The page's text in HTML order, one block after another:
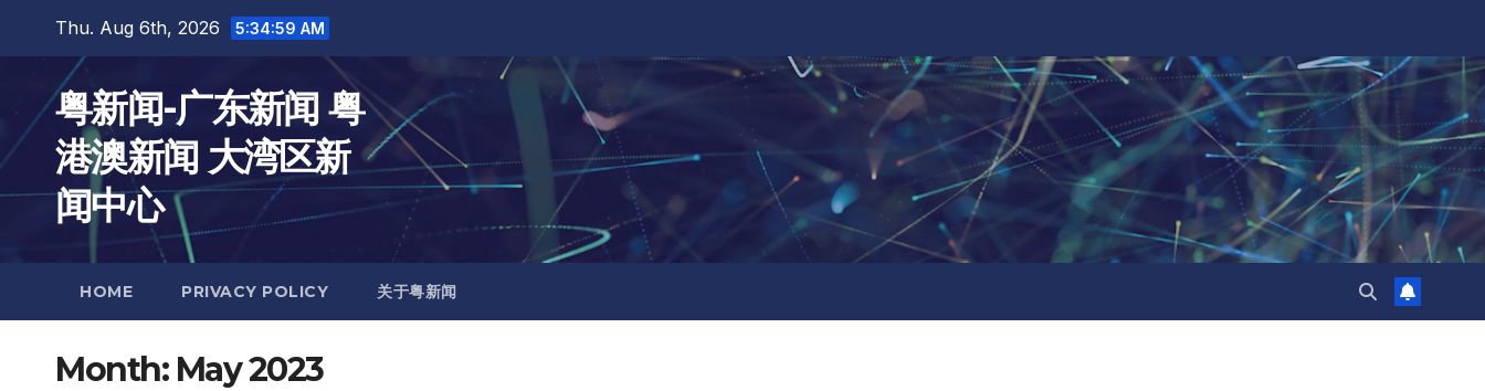
content
Thu. Aug 6th, 2026 5:35:00 AM
粤新闻-广东新闻 粤
港澳新闻 大湾区新
闻中心
HOME PRIVACY POLICY 关于粤新闻
Month: May 2023